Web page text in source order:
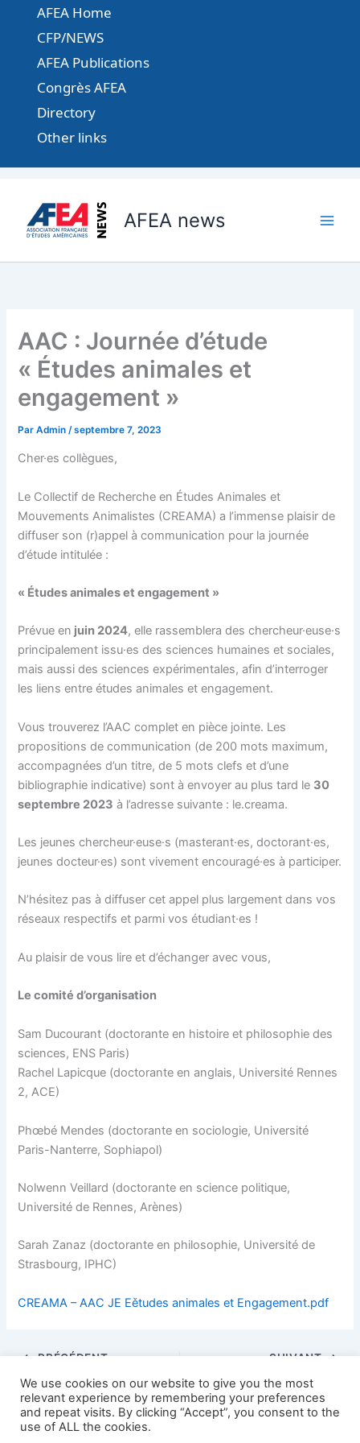
contenu
AFEA Home
CFP/NEWS
AFEA Publications
Congrès AFEA
Directory
Other links
AFEA news
AAC : Journée d’étude
« Études animales et
engagement »
ParAdmin/septembre 7, 2023
Cher·es collègues,
Le Collectif de Recherche en Études Animales et
Mouvements Animalistes (CREAMA) a l’immense plaisir de
diffuser son (r)appel à communication pour la journée
d’étude intitulée :
« Études animales et engagement »
Prévue en juin 2024, elle rassemblera des chercheur·euse·s
principalement issu·es des sciences humaines et sociales,
mais aussi des sciences expérimentales, afin d’interroger
les liens entre études animales et engagement.
Vous trouverez l’AAC complet en pièce jointe. Les
propositions de communication (de 200 mots maximum,
accompagnées d’un titre, de 5 mots clefs et d’une
bibliographie indicative) sont à envoyer au plus tard le 30
septembre 2023 à l’adresse suivante : le.creama.
Les jeunes chercheur·euse·s (masterant·es, doctorant·es,
jeunes docteur·es) sont vivement encouragé·es à participer.
N’hésitez pas à diffuser cet appel plus largement dans vos
réseaux respectifs et parmi vos étudiant·es !
Au plaisir de vous lire et d’échanger avec vous,
Le comité d’organisation
Sam Ducourant (doctorante en histoire et philosophie des
sciences, ENS Paris)
Rachel Lapicque (doctorante en anglais, Université Rennes
2, ACE)
Phœbé Mendes (doctorante en sociologie, Université
Paris-Nanterre, Sophiapol)
Nolwenn Veillard (doctorante en science politique,
Université de Rennes, Arènes)
Sarah Zanaz (doctorante en philosophie, Université de
Strasbourg, IPHC)
CREAMA – AAC JE Eětudes animales et Engagement.pdf
PRÉCÉDENT SUIVANT
We use cookies on our website to give you the most
relevant experience by remembering your preferences
and repeat visits. By clicking “Accept”, you consent to the
use of ALL the cookies.